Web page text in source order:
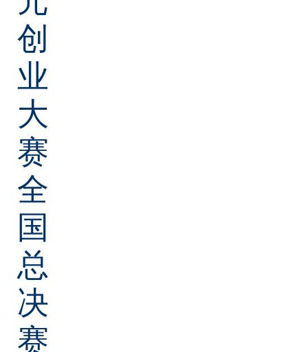
创
业
大
赛
全
国
总
决
赛